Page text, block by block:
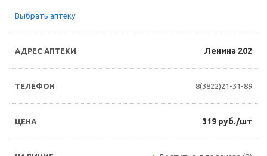
Выбрать аптеку
Ленина 202
8(3822)21-31-89
319 руб./шт